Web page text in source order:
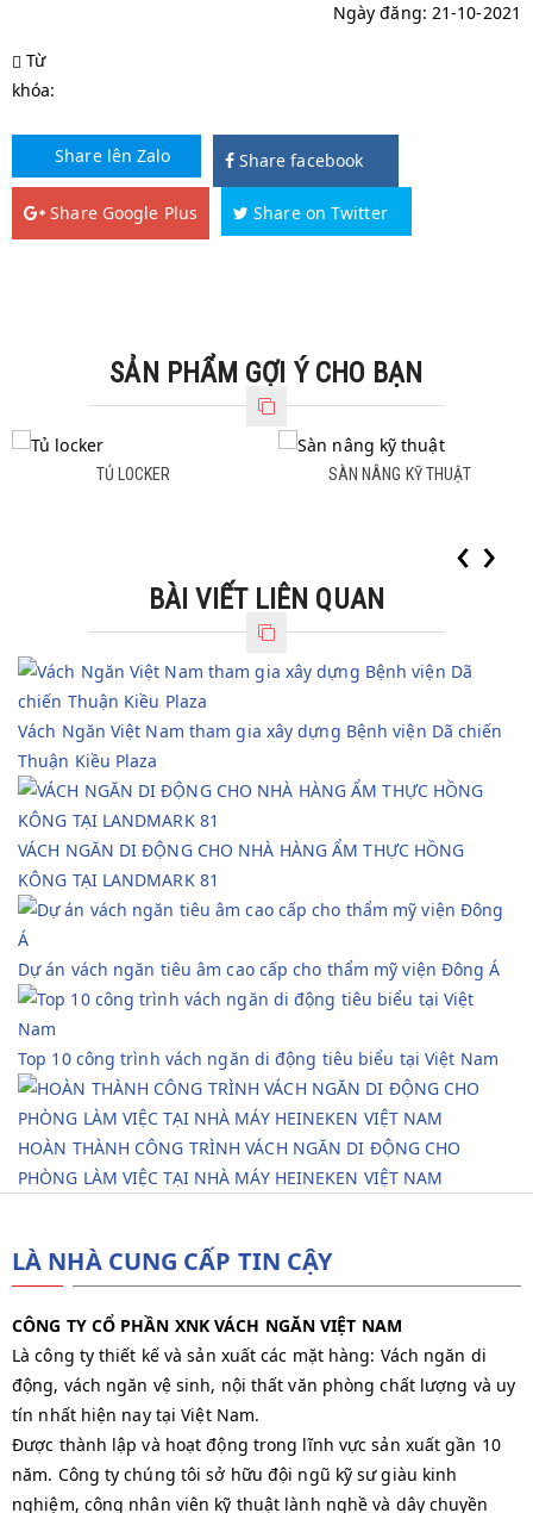
Ngày đăng: 21-10-2021
Từ
khóa:
Share lên Zalo Share facebook
Share Google Plus Share on Twitter
SẢN PHẨM GỢI Ý CHO BẠN
TỦ LOCKER
SÀN NÂNG KỸ THUẬT
SÀN NÂNG KỸ THUẬT
‹ ›
BÀI VIẾT LIÊN QUAN
Vách Ngăn Việt Nam tham gia xây dựng Bệnh viện Dã chiến
Thuận Kiều Plaza
VÁCH NGĂN DI ĐỘNG CHO NHÀ HÀNG ẨM THỰC HỒNG
KÔNG TẠI LANDMARK 81
Dự án vách ngăn tiêu âm cao cấp cho thẩm mỹ viện Đông Á
Top 10 công trình vách ngăn di động tiêu biểu tại Việt Nam
HOÀN THÀNH CÔNG TRÌNH VÁCH NGĂN DI ĐỘNG CHO
PHÒNG LÀM VIỆC TẠI NHÀ MÁY HEINEKEN VIỆT NAM
LÀ NHÀ CUNG CẤP TIN CẬY
CÔNG TY CỔ PHẦN XNK VÁCH NGĂN VIỆT NAM
Là công ty thiết kế và sản xuất các mặt hàng: Vách ngăn di
động, vách ngăn vệ sinh, nội thất văn phòng chất lượng và uy
tín nhất hiện nay tại Việt Nam.
Được thành lập và hoạt động trong lĩnh vực sản xuất gần 10
năm. Công ty chúng tôi sở hữu đội ngũ kỹ sư giàu kinh
nghiệm, công nhân viên kỹ thuật lành nghề và dây chuyền